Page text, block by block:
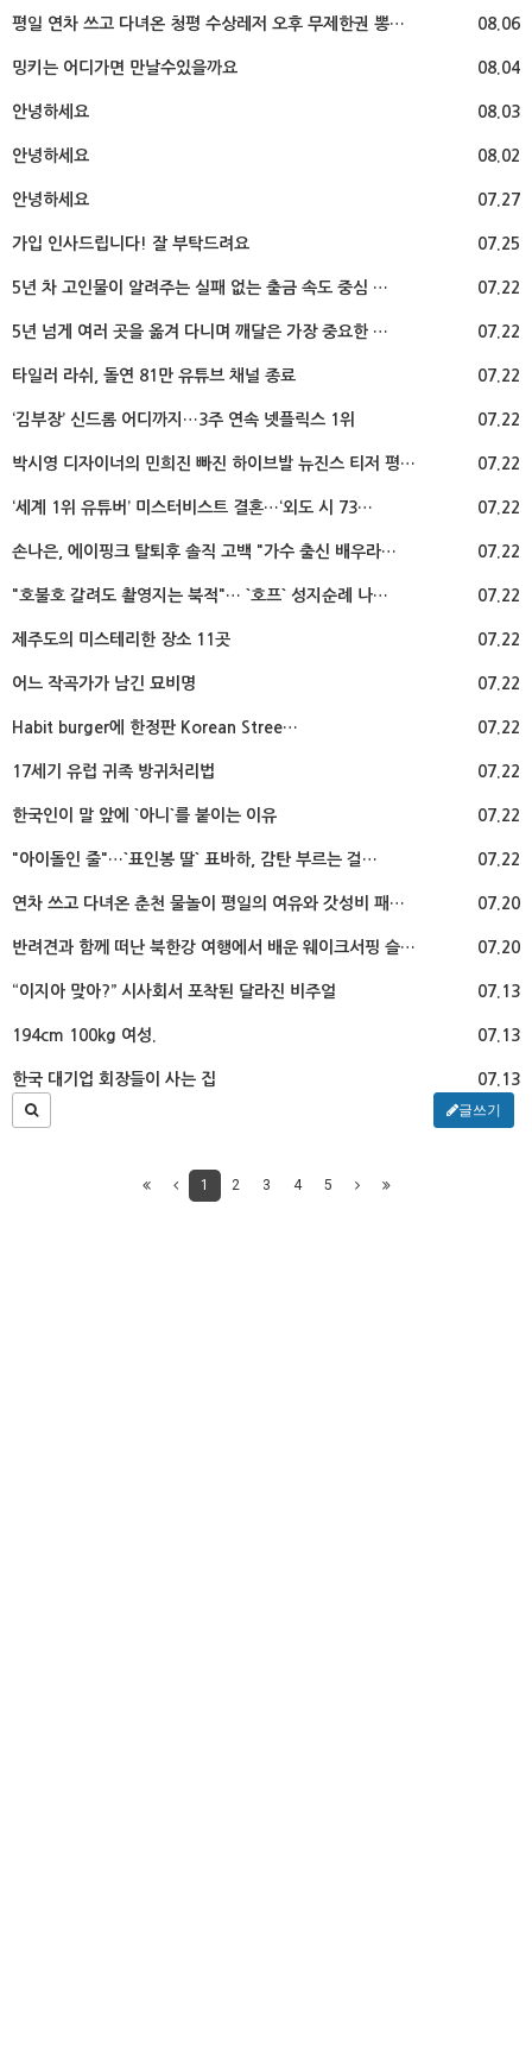
08.06
평일 연차 쓰고 다녀온 청평 수상레저 오후 무제한권 뽕…
08.04
밍키는 어디가면 만날수있을까요
08.03
안녕하세요
08.02
안녕하세요
07.27
안녕하세요
07.25
가입 인사드립니다! 잘 부탁드려요
07.22
5년 차 고인물이 알려주는 실패 없는 출금 속도 중심 …
07.22
5년 넘게 여러 곳을 옮겨 다니며 깨달은 가장 중요한 …
07.22
타일러 라쉬, 돌연 81만 유튜브 채널 종료
07.22
‘김부장’ 신드롬 어디까지…3주 연속 넷플릭스 1위
07.22
박시영 디자이너의 민희진 빠진 하이브발 뉴진스 티저 평…
07.22
‘세계 1위 유튜버’ 미스터비스트 결혼…‘외도 시 73…
07.22
손나은, 에이핑크 탈퇴후 솔직 고백 "가수 출신 배우라…
07.22
"호불호 갈려도 촬영지는 북적"… `호프` 성지순례 나…
07.22
제주도의 미스테리한 장소 11곳
07.22
어느 작곡가가 남긴 묘비명
07.22
Habit burger에 한정판 Korean Stree…
07.22
17세기 유럽 귀족 방귀처리법
07.22
한국인이 말 앞에 `아니`를 붙이는 이유
07.22
"아이돌인 줄"…`표인봉 딸` 표바하, 감탄 부르는 걸…
07.20
연차 쓰고 다녀온 춘천 물놀이 평일의 여유와 갓성비 패…
07.20
반려견과 함께 떠난 북한강 여행에서 배운 웨이크서핑 슬…
07.13
“이지아 맞아?” 시사회서 포착된 달라진 비주얼
07.13
194cm 100kg 여성.
07.13
한국 대기업 회장들이 사는 집
글쓰기
1 2 3 4 5